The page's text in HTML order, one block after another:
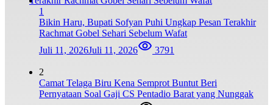
1
Bikin Haru, Bupati Sofyan Puhi Ungkap Pesan Terakhir
Rachmat Gobel Sehari Sebelum Wafat
Juli 11, 2026Juli 11, 2026 3791
2
Camat Telaga Biru Kena Semprot Buntut Beri
Pernyataan Soal Gaji CS Pentadio Barat yang Nunggak